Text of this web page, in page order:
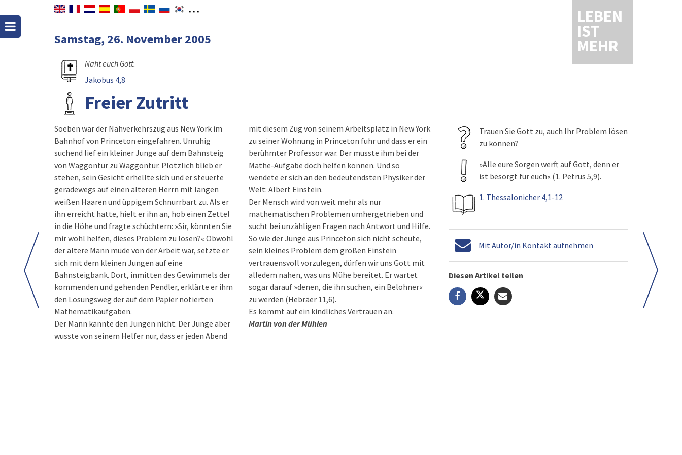
LEBEN
IST
MEHR
Samstag, 26. November 2005
Naht euch Gott.
Jakobus 4,8
Freier Zutritt
Soeben war der Nahverkehrszug aus New York im
Bahnhof von Princeton eingefahren. Unruhig
suchend lief ein kleiner Junge auf dem Bahnsteig
von Waggontür zu Waggontür. Plötzlich blieb er
stehen, sein Gesicht erhellte sich und er steuerte
geradewegs auf einen älteren Herrn mit langen
weißen Haaren und üppigem Schnurrbart zu. Als er
ihn erreicht hatte, hielt er ihn an, hob einen Zettel
in die Höhe und fragte schüchtern: »Sir, könnten Sie
mir wohl helfen, dieses Problem zu lösen?« Obwohl
der ältere Mann müde von der Arbeit war, setzte er
sich mit dem kleinen Jungen auf eine
Bahnsteigbank. Dort, inmitten des Gewimmels der
kommenden und gehenden Pendler, erklärte er ihm
den Lösungsweg der auf dem Papier notierten
Mathematikaufgaben.
Der Mann kannte den Jungen nicht. Der Junge aber
wusste von seinem Helfer nur, dass er jeden Abend
mit diesem Zug von seinem Arbeitsplatz in New York
zu seiner Wohnung in Princeton fuhr und dass er ein
berühmter Professor war. Der musste ihm bei der
Mathe-Aufgabe doch helfen können. Und so
wendete er sich an den bedeutendsten Physiker der
Welt: Albert Einstein.
Der Mensch wird von weit mehr als nur
mathematischen Problemen umhergetrieben und
sucht bei unzähligen Fragen nach Antwort und Hilfe.
So wie der Junge aus Princeton sich nicht scheute,
sein kleines Problem dem großen Einstein
vertrauensvoll vorzulegen, dürfen wir uns Gott mit
alledem nahen, was uns Mühe bereitet. Er wartet
sogar darauf »denen, die ihn suchen, ein Belohner«
zu werden (Hebräer 11,6).
Es kommt auf ein kindliches Vertrauen an.
Martin von der Mühlen
Trauen Sie Gott zu, auch Ihr Problem lösen
zu können?
»Alle eure Sorgen werft auf Gott, denn er
ist besorgt für euch« (1. Petrus 5,9).
1. Thessalonicher 4,1-12
Mit Autor/in Kontakt aufnehmen
Diesen Artikel teilen